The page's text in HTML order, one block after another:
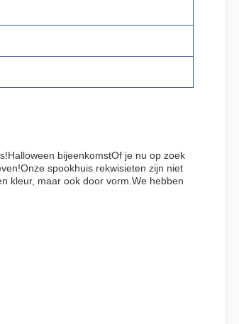
bijeenkomstOf je nu op zoek
spookhuis rekwisieten zijn niet
kleur, maar ook door vorm.We hebben